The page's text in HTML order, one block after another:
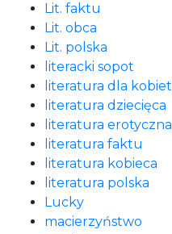
Lit. faktu
Lit. obca
Lit. polska
literacki sopot
literatura dla kobiet
literatura dziecięca
literatura erotyczna
literatura faktu
literatura kobieca
literatura polska
Lucky
macierzyństwo